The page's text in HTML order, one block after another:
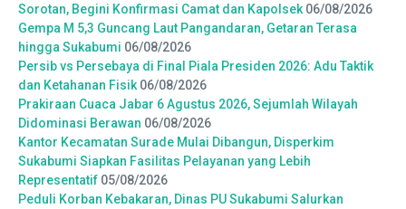
Sorotan, Begini Konfirmasi Camat dan Kapolsek 06/08/2026
Gempa M 5,3 Guncang Laut Pangandaran, Getaran Terasa
hingga Sukabumi 06/08/2026
Persib vs Persebaya di Final Piala Presiden 2026: Adu Taktik
dan Ketahanan Fisik 06/08/2026
Prakiraan Cuaca Jabar 6 Agustus 2026, Sejumlah Wilayah
Didominasi Berawan 06/08/2026
Kantor Kecamatan Surade Mulai Dibangun, Disperkim
Sukabumi Siapkan Fasilitas Pelayanan yang Lebih
Representatif 05/08/2026
Peduli Korban Kebakaran, Dinas PU Sukabumi Salurkan